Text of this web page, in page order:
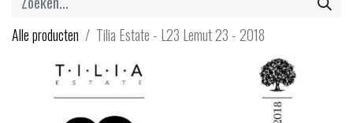
Alle producten Tilia Estate - L23 Lemut 23 - 2018